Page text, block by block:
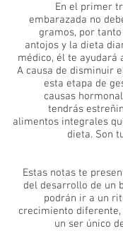
En el primer
embarazada no
gramos, por
antojos y la dieta
médico, él te ayudará
A causa de disminuir
esta etapa de
causas
tendrás
alimentos integrales
dieta. Son
Estas notas te
del desarrollo de un
podrán ir a un
crecimiento diferente,
un ser único